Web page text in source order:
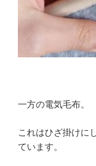
一方の電気毛布。
これはひざ掛けに
ています。